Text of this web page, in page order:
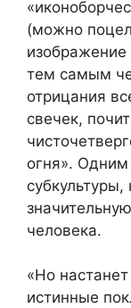
(можно
изображение
тем самым
отрицания
свечек,
огня».
субкультуры,
человека.
«Но
истинные